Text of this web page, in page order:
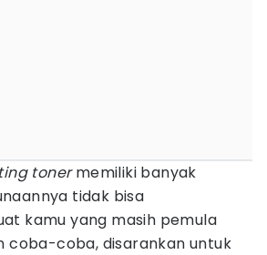
tonermemiliki banyak
tidak bisa
kamu yang masih pemula
coba-coba, disarankan untuk